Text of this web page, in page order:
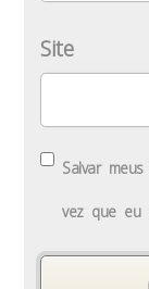
Site
Salvar
vez que eu